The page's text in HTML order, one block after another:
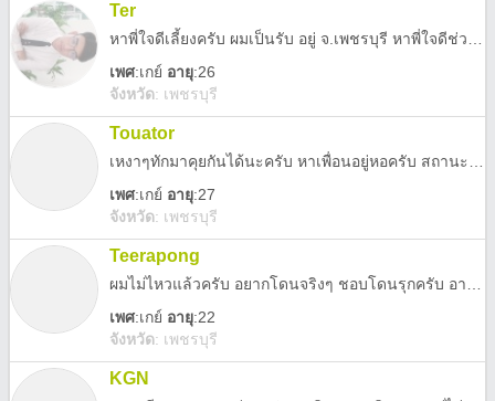
Ter
เพศ:เกย์ อายุ:26
จังหวัด: เพชรบุรี
Touator
เพศ:เกย์ อายุ:27
จังหวัด: เพชรบุรี
Teerapong
เพศ:เกย์ อายุ:22
จังหวัด: เพชรบุรี
KGN